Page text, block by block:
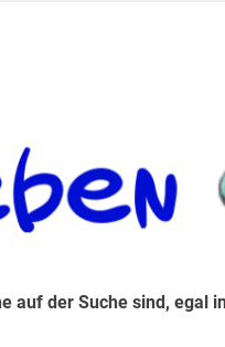
auf der Suche sind, egal